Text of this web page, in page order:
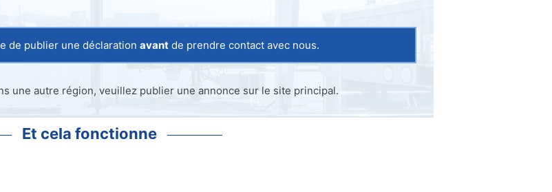
de publier une déclaration avant de prendre contact avec nous.
une autre région, veuillez publier une annonce sur le site principal.
Et cela fonctionne